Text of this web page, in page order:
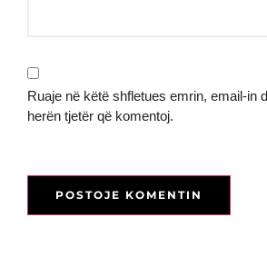
Ruaje në këtë shfletues emrin, email-in
herën tjetër që komentoj.